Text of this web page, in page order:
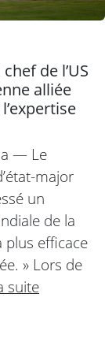
de l’US
alliée
— Le
major
un
de la
plus efficace
» Lors de
suite